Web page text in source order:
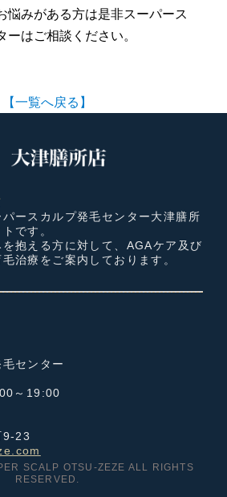
悩みがある方は是非スーパース
ーはご相談ください。
【一覧へ戻る】
ースカルプ発毛センター大津膳所
です。
抱える方に対して、AGAケア及び
治療をご案内しております。
毛センター
～19:00
9-23
SCALP OTSU-ZEZE ALL RIGHTS
RESERVED.